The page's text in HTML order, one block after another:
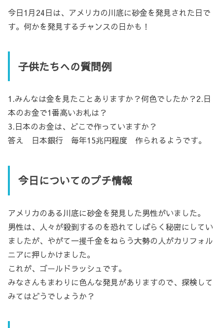
今日1月24日は、アメリカの川底に砂金を発見された日で
す。何かを発見するチャンスの日かも！
子供たちへの質問例
1.みんなは金を見たことありますか？何色でしたか？2.日
本のお金で1番高いお札は？
3.日本のお金は、どこで作っていますか？
答え 日本銀行 毎年15兆円程度 作られるようです。
今日についてのプチ情報
アメリカのある川底に砂金を発見した男性がいました。
男性は、人々が殺到するのを恐れてしばらく秘密にしてい
ましたが、やがて一攫千金をねらう大勢の人がカリフォル
ニアに押しかけました。
これが、ゴールドラッシュです。
みなさんもまわりに色んな発見がありますので、探検して
みてはどうでしょうか？